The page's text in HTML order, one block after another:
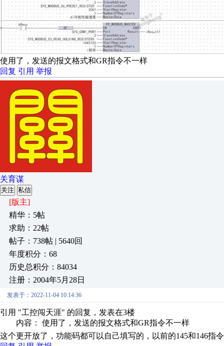
使用了，发送的报文格式和GR指令不一样
回复 引用 举报
关育谋
关注 私信
[版主]
精华：5帖
求助：22帖
帖子：738帖 | 5640回
年度积分：68
历史总积分：84034
注册：2004年5月28日
发表于：2022-11-04 10:14:36
引用 "工控闯天涯" 的回复，发表在3楼
内容： 使用了，发送的报文格式和GR指令不一样
这个更开放了，功能码都可以自己填写的，以前的145和146指